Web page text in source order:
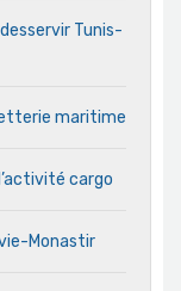
Tunis-
maritime
cargo
Monastir